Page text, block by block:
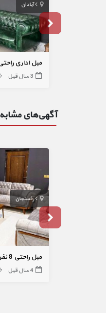
آبادان
مبل اداری
3 سال قبل
آگهی‌های مشابه
رفسنجان
مبل راحتی 8 نفره مارتا
4 سال قبل